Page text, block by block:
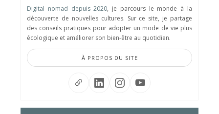
Digital nomad depuis 2020, je parcours le monde à la
découverte de nouvelles cultures. Sur ce site, je partage
des conseils pratiques pour adopter un mode de vie plus
écologique et améliorer son bien-être au quotidien.
À PROPOS DU SITE